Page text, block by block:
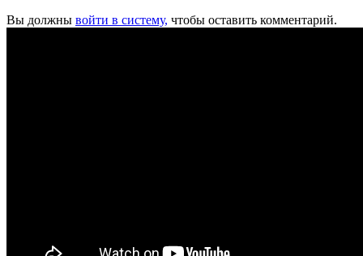
Вы должны войти в систему, чтобы оставить комментарий.